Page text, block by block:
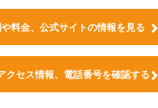
料金、公式サイトの情報を見る
クセス情報、電話番号を確認する